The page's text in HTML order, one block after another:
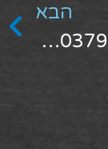
הבא
1973 – 1480379